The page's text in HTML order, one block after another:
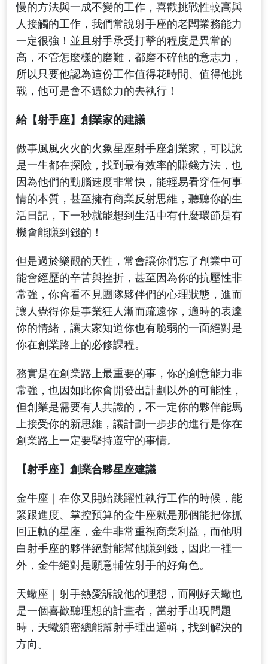
慢的方法與一成不變的工作，喜歡挑戰性較高與
人接觸的工作，我們常說射手座的老闆業務能力
一定很強！並且射手承受打擊的程度是異常的
高，不管怎麼樣的磨難，都磨不碎他的意志力，
所以只要他認為這份工作值得花時間、值得他挑
戰，他可是會不遺餘力的去執行！
給【射手座】創業家的建議
做事風風火火的火象星座射手座創業家，可以說
是一生都在探險，找到最有效率的賺錢方法，也
因為他們的動腦速度非常快，能輕易看穿任何事
情的本質，甚至擁有商業反射思維，聽聽你的生
活日記，下一秒就能想到生活中有什麼環節是有
機會能賺到錢的！
但是過於樂觀的天性，常會讓你們忘了創業中可
能會經歷的辛苦與挫折，甚至因為你的抗壓性非
常強，你會看不見團隊夥伴們的心理狀態，進而
讓人覺得你是事業狂人漸而疏遠你，適時的表達
你的情緒，讓大家知道你也有脆弱的一面絕對是
你在創業路上的必修課程。
務實是在創業路上最重要的事，你的創意能力非
常強，也因如此你會開發出計劃以外的可能性，
但創業是需要有人共識的，不一定你的夥伴能馬
上接受你的新思維，讓計劃一步步的進行是你在
創業路上一定要堅持遵守的事情。
【射手座】創業合夥星座建議
金牛座｜在你又開始跳躍性執行工作的時候，能
緊跟進度、掌控預算的金牛座就是那個能把你抓
回正軌的星座，金牛非常重視商業利益，而他明
白射手座的夥伴絕對能幫他賺到錢，因此一裡一
外，金牛絕對是願意輔佐射手的好角色。
天蠍座｜射手熱愛訴說他的理想，而剛好天蠍也
是一個喜歡聽理想的計畫者，當射手出現問題
時，天蠍縝密總能幫射手理出邏輯，找到解決的
方向。